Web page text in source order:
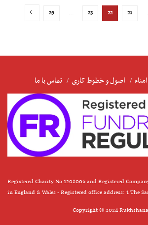
21
22
23
…
29
اصول و خطوط کاری تماس با ما
Registered Charity No 1208006 and Registered
in England & Wales - Registered office address: 1 The
Copyright © 2024 Rukhshana